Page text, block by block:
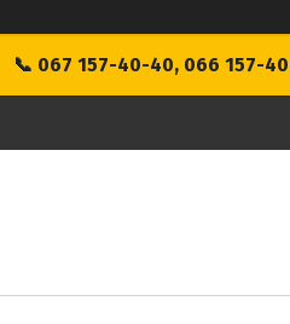
📞 067 157-40-40, 066 157-